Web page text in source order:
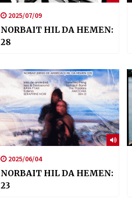
2025/07/09
NORBAIT HIL DA HEMEN:
28
2025/06/04
NORBAIT HIL DA HEMEN:
23